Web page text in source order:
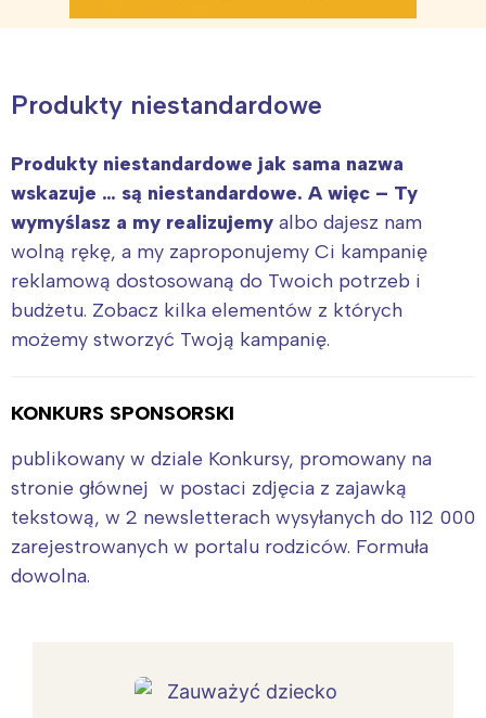
Produkty niestandardowe
Produkty niestandardowe jak sama nazwa
wskazuje … są niestandardowe. A więc – Ty
wymyślasz a my realizujemy albo dajesz nam
wolną rękę, a my zaproponujemy Ci kampanię
reklamową dostosowaną do Twoich potrzeb i
budżetu. Zobacz kilka elementów z których
możemy stworzyć Twoją kampanię.
KONKURS SPONSORSKI
publikowany w dziale Konkursy, promowany na
stronie głównej w postaci zdjęcia z zajawką
tekstową, w 2 newsletterach wysyłanych do 112 000
zarejestrowanych w portalu rodziców. Formuła
dowolna.